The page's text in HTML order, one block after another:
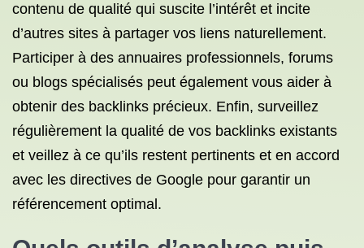
contenu de qualité qui suscite l’intérêt et incite
d’autres sites à partager vos liens naturellement.
Participer à des annuaires professionnels, forums
ou blogs spécialisés peut également vous aider à
obtenir des backlinks précieux. Enfin, surveillez
régulièrement la qualité de vos backlinks existants
et veillez à ce qu’ils restent pertinents et en accord
avec les directives de Google pour garantir un
référencement optimal.